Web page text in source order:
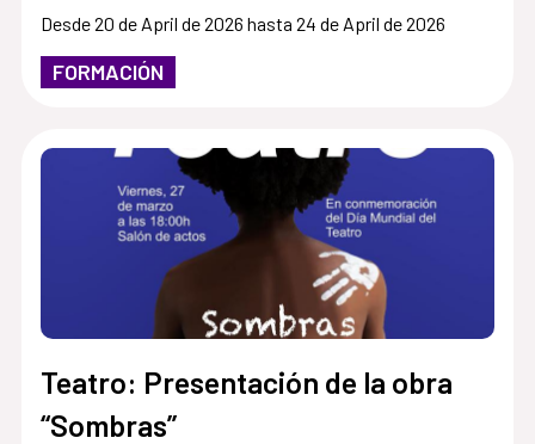
mercado editorial
Desde 20 de April de 2026 hasta 24 de April de 2026
FORMACIÓN
Teatro: Presentación de la obra
“Sombras”